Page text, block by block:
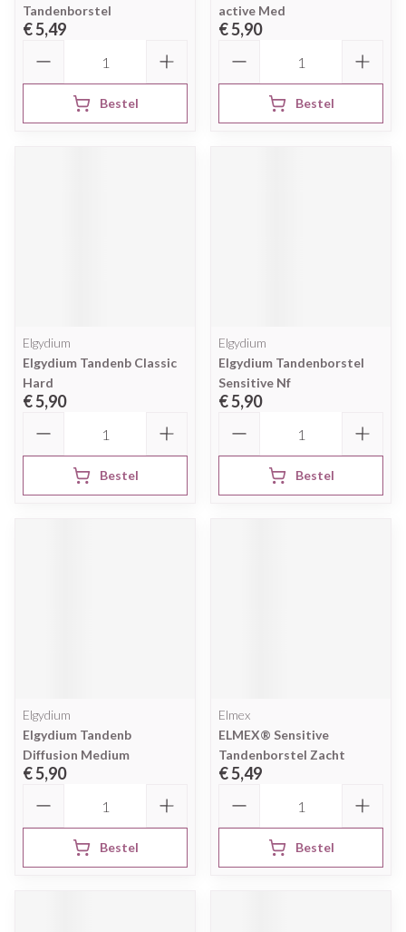
Tandenborstel
€ 5,49
Bestel
active Med
€ 5,90
Bestel
Elgydium
Elgydium Tandenb Classic
Hard
€ 5,90
Bestel
Elgydium
Elgydium Tandenborstel
Sensitive Nf
€ 5,90
Bestel
Elgydium
Elgydium Tandenb
Diffusion Medium
€ 5,90
Bestel
Elmex
ELMEX® Sensitive
Tandenborstel Zacht
€ 5,49
Bestel